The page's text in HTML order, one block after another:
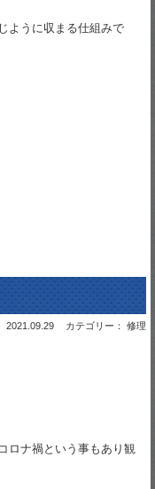
ように収まる仕組みで
2021.09.29 カテゴリー： 修理
ロナ禍という事もあり観